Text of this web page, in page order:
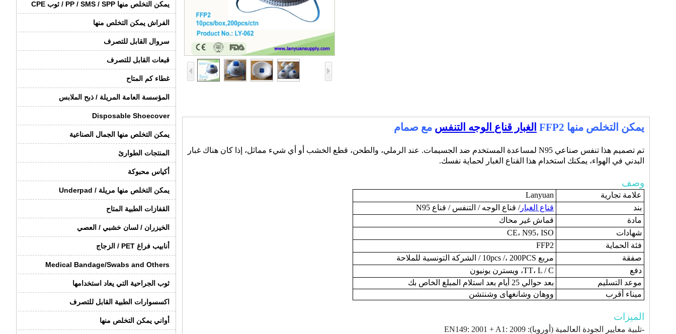
يمكن التخلص منها PP / SMS / SPP / ثوب CPE
الفراش يمكن التخلص منها
سروال القابل للتصرف
قبعات القابل للتصرف
غطاء كم المتاح
المؤسسة العامة المريلة / ذبح الملابس
Disposable Shoecover
يمكن التخلص منها الجمال الصناعية
المنتجات الطوارئ
أكياس محبوكة
يمكن التخلص منها مريلة / Underpad
القفازات الطبية المتاح
الخيزران / لسان خشبي / العصي
أنابيب فراغ PET / الزجاج
Medical Bandage/Swabs and Others
ثوب الجراحية التي يعاد استخدامها
اكسسوارات الطبية القابل للتصرف
أواني يمكن التخلص منها
يمكن التخلص منها FFP2 الغبار قناع الوجه التنفس مع صمام
تم تصميم هذا تنفس صناعي N95 لمساعدة المستخدم ضد الجسيمات. عند الرملي، والطحن، قطع الخشب أو أي شيء مماثل، إذا كان هناك غبار
البدني في الهواء، يمكنك استخدام هذا القناع الغبار لحماية نفسك.
وصف
علامة تجارية
بند
قناع الغبار/ قناع الوجه / التنفس / قناع N95
مادة
قماش غير محاك
شهادات
فئة الحماية
صفقة
مربع 10pcs /، 200PCS / الشركة التونسية للملاحة
دفع
موعد التسليم
بعد حوالي 25 أيام بعد استلام المبلغ الخاص بك
ميناء أقرب
ووهان وشانغهاى وشنتشن
الميزات
-تلبية معايير الجودة العالمية (أوروبا): EN149: 2001 + A1: 2009